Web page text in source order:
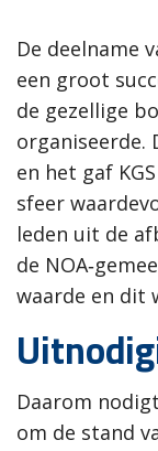
De deelname
een groot
de gezellige
organiseerde.
en het gaf
sfeer
leden uit de
de
waarde en dit
Daarom
om de stand